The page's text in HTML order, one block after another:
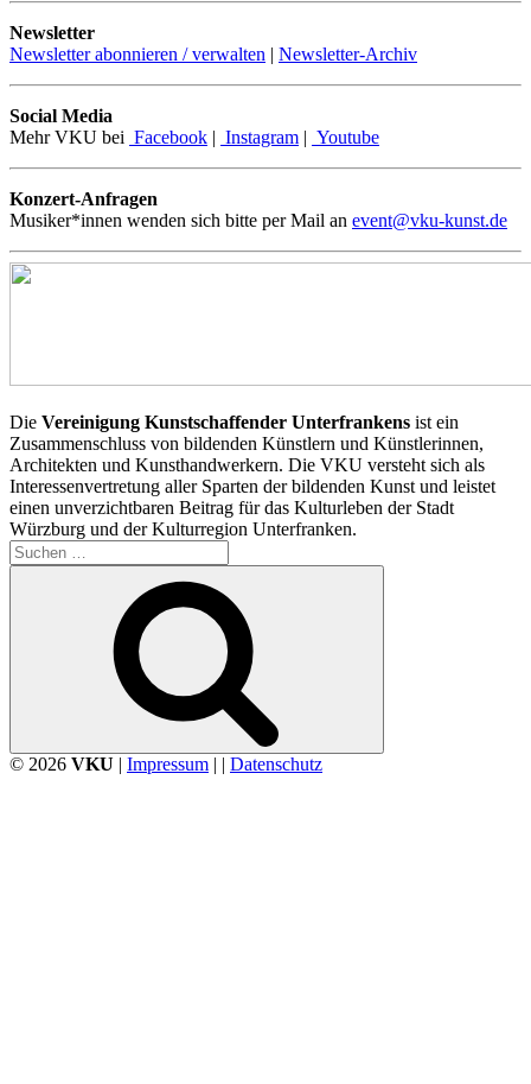
Newsletter
Newsletter abonnieren / verwalten | Newsletter-Archiv
Social Media
Mehr VKU bei Facebook | Instagram | Youtube
Konzert-Anfragen
Musiker*innen wenden sich bitte per Mail an event@vku-kunst.de
Die Vereinigung Kunstschaffender Unterfrankens ist ein
Zusammenschluss von bildenden Künstlern und Künstlerinnen,
Architekten und Kunsthandwerkern. Die VKU versteht sich als
Interessenvertretung aller Sparten der bildenden Kunst und leistet
einen unverzichtbaren Beitrag für das Kulturleben der Stadt
Würzburg und der Kulturregion Unterfranken.
Suchen
nach:
© 2026 VKU | Impressum | | Datenschutz